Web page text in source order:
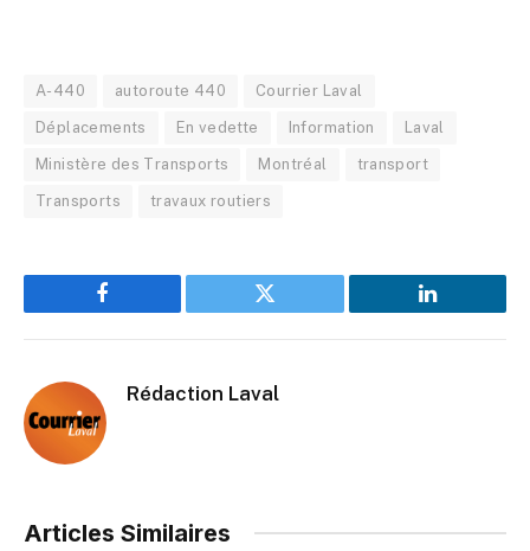
A-440 autoroute 440 Courrier Laval
Déplacements En vedette Information Laval
Ministère des Transports Montréal transport
Transports travaux routiers
Facebook Twitter LinkedIn
Rédaction Laval
Articles Similaires